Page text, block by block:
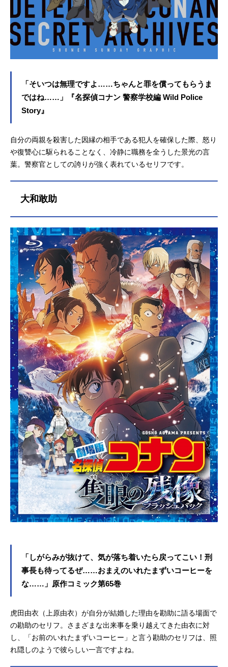
「そいつは無理ですよ……ちゃんと罪を償ってもらうま
ではね……」『名探偵コナン 警察学校編 Wild Police
Story』
自分の両親を殺害した因縁の相手である犯人を確保した際、怒り
や復讐心に駆られることなく、冷静に職務を全うした景光の言
葉。警察官としての誇りが強く表れているセリフです。
大和敢助
「しがらみが抜けて、気が落ち着いたら戻ってこい！刑
事長も待ってるぜ……おまえのいれたまずいコーヒーを
な……」原作コミック第65巻
虎田由衣（上原由衣）が自分が結婚した理由を勘助に語る場面で
の勘助のセリフ。さまざまな出来事を乗り越えてきた由衣に対
し、「お前のいれたまずいコーヒー」と言う勘助のセリフは、照
れ隠しのようで彼らしい一言ですよね。